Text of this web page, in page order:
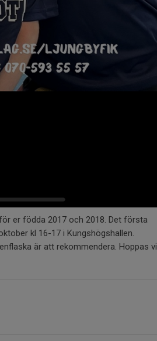
er födda 2017 och 2018. Det första
kl 16-17 i Kungshögshallen.
är att rekommendera. Hoppas vi